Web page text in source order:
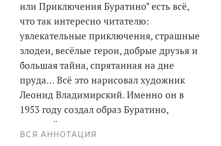
или Приключения Буратино" есть всё,
что так интересно читателю:
увлекательные приключения, страшные
злодеи, весёлые герои, добрые друзья и
большая тайна, спрятанная на дне
пруда… Всё это нарисовал художник
Леонид Владимирский. Именно он в
1953 году создал образ Буратино,
который с тех пор считается
классическим - деревянный мальчишка
ВСЯ АННОТАЦИЯ